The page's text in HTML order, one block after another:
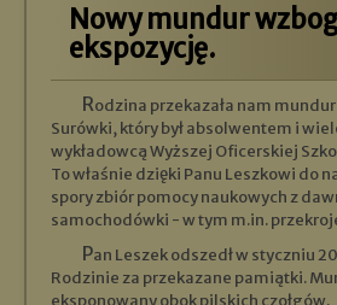
Nowy mundur
ekspozycję.
Rodzina przekazała nam mundur ppłk. dr. inż. Leszka
Surówki, który był absolwentem i
wykładowcą Wyższej Oficerskiej
To właśnie dzięki Panu Leszkowi do
spory zbiór pomocy naukowych z
samochodówki - w tym m.in.
Pan Leszek odszedł w styczniu 2018 roku. Dziękujemy
Rodzinie za przekazane pamiątki.
eksponowany obok pilskich czołgów.